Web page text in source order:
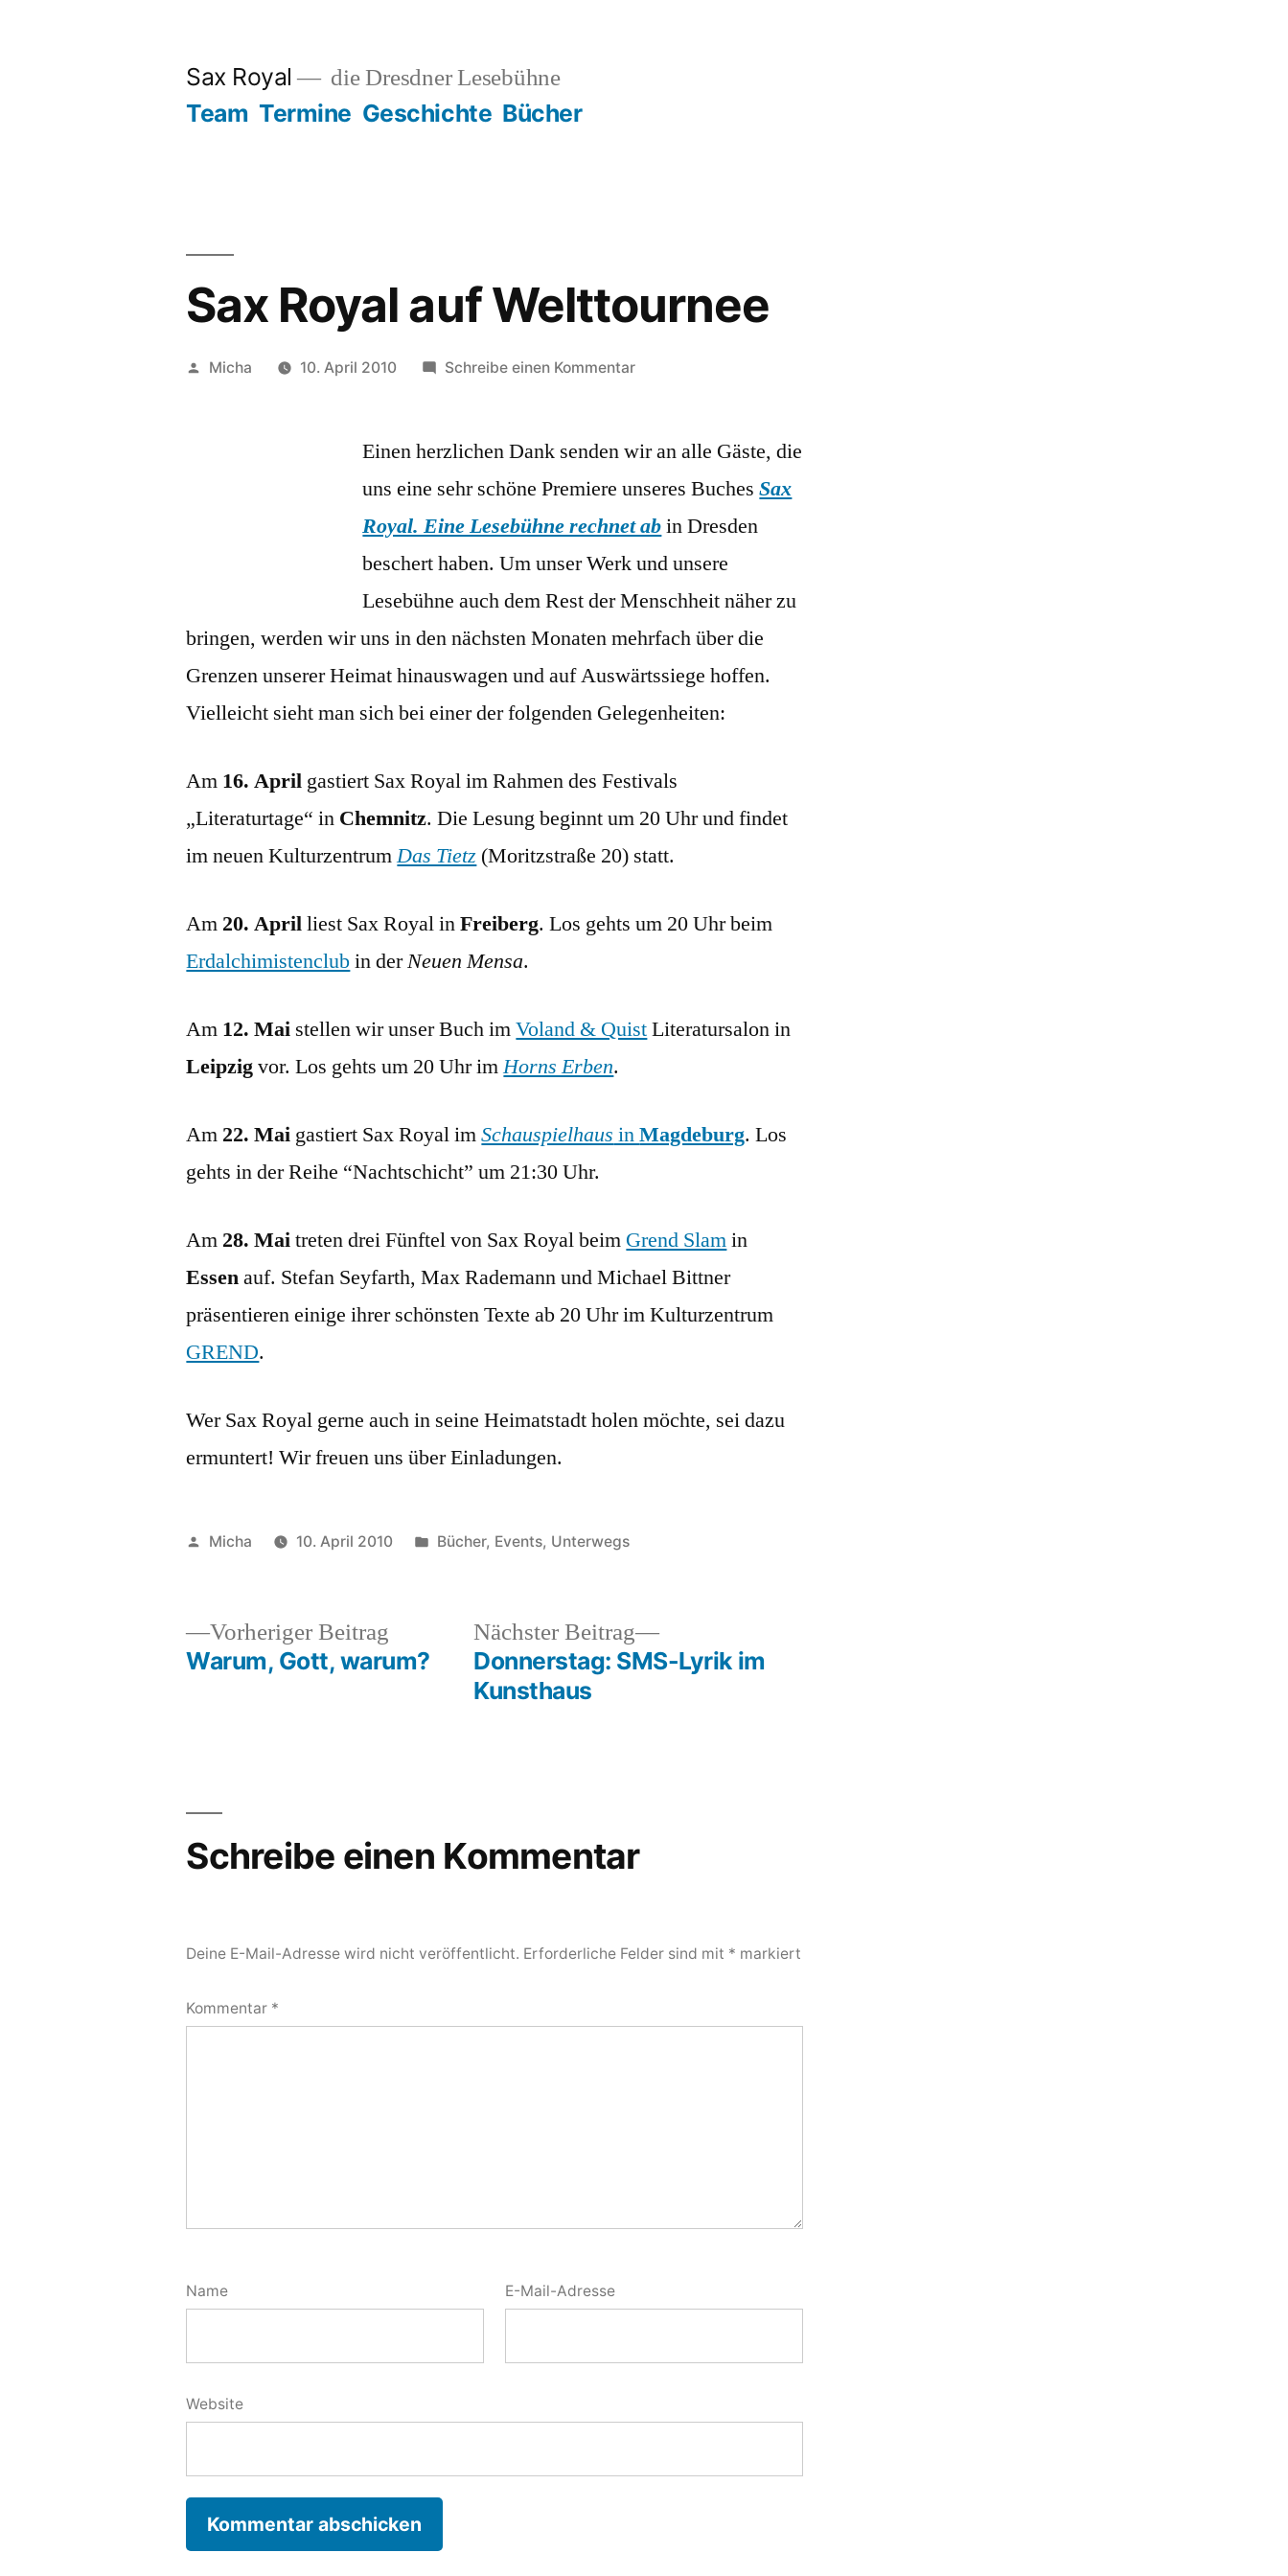
Sax Royal die Dresdner Lesebühne
Team Termine Geschichte Bücher
Sax Royal auf Welttournee
Veröffentlicht
Micha 10. April 2010 Schreibe einen Kommentarzu
auf
Einen herzlichen Dank senden wir an alle Gäste, die
uns eine sehr schöne Premiere unseres BuchesSax
Royal. Eine Lesebühne rechnet abin Dresden
beschert haben. Um unser Werk und unsere
Lesebühne auch dem Rest der Menschheit näher zu
bringen, werden wir uns in den nächsten Monaten mehrfach über die
Grenzen unserer Heimat hinauswagen und auf Auswärtssiege hoffen.
Vielleicht sieht man sich bei einer der folgenden Gelegenheiten:
Am 16. April gastiert Sax Royal im Rahmen des Festivals
„Literaturtage“ in Chemnitz. Die Lesung beginnt um 20 Uhr und findet
im neuen KulturzentrumDas Tietz (Moritzstraße 20) statt.
Am 20. Aprilliest Sax Royal inFreiberg. Los gehts um 20 Uhr beim
Erdalchimistenclubin derNeuen Mensa.
Am 12. Mai stellen wir unser Buch imVoland & QuistLiteratursalon in
Leipzigvor. Los gehts um 20 Uhr imHorns Erben.
Am 22. Mai gastiert Sax Royal imSchauspielhaus inMagdeburg. Los
gehts in der Reihe “Nachtschicht” um 21:30 Uhr.
Am 28. Maitreten drei Fünftel von Sax Royal beim Grend Slamin
Essenauf. Stefan Seyfarth, Max Rademann und Michael Bittner
präsentieren einige ihrer schönsten Texte ab 20 Uhr im Kulturzentrum
GREND.
Wer Sax Royal gerne auch in seine Heimatstadt holen möchte, sei dazu
ermuntert! Wir freuen uns über Einladungen.
Veröffentlicht
Micha 10. April 2010
Veröffentlicht
Bücher, Events, Unterwegs
Beitragsnavigation
Vorheriger Beitrag Vorheriger
Beitrag:
Warum, Gott, warum?
Nächster Beitrag
Nächster
Beitrag:
Donnerstag: SMS-Lyrik im
Kunsthaus
Schreibe einen Kommentar
Deine E-Mail-Adresse wird nicht veröffentlicht. Erforderliche Felder sind mit * markiert
Kommentar *
Name E-Mail-Adresse
Website